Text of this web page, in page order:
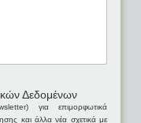
Δεδομένων
για επιμορφωτικά
και άλλα νέα σχετικά με